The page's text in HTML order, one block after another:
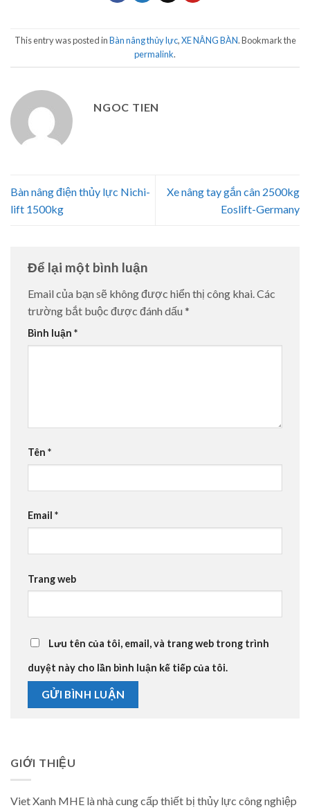
This entry was posted inBàn nâng thủy lực,XE NÂNG BÀN. Bookmark the
permalink.
NGOC TIEN
Bàn nâng điện thủy lực Nichi-
lift 1500kg
Xe nâng tay gắn cân 2500kg
Eoslift-Germany
Để lại một bình luận
Email của bạn sẽ không được hiển thị công khai.Các
trường bắt buộc được đánh dấu *
Bình luận *
Tên *
Email *
Trang web
Lưu tên của tôi, email, và trang web trong trình
duyệt này cho lần bình luận kế tiếp của tôi.
GIỚI THIỆU
Viet Xanh MHE là nhà cung cấp thiết bị thủy lực công nghiệp